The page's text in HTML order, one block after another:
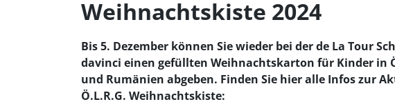
Weihnachtskiste 2024
Bis 5. Dezember können Sie wieder bei der de La Tour
davinci einen gefüllten Weihnachtskarton für Kinder in
und Rumänien abgeben. Finden Sie hier alle Infos zur
Ö.L.R.G. Weihnachtskiste: